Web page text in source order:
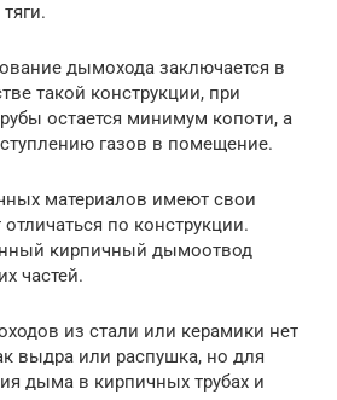
дымохода заключается в
такой конструкции, при
остается минимум копоти, а
газов в помещение.
материалов имеют свои
по конструкции.
кирпичный дымоотвод
частей.
из стали или керамики нет
выдра или распушка, но для
дыма в кирпичных трубах и